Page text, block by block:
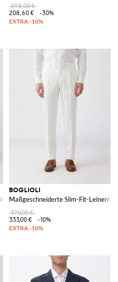
298,00 €
208,60 €
-30%
mit dezentralem Verschluss
BOGLIOLI
Maßgeschneiderte Slim-Fit-
370,00 €
333,00 €
-10%